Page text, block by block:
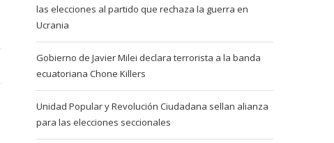
las elecciones al partido que rechaza la guerra en
Ucrania
Gobierno de Javier Milei declara terrorista a la banda
ecuatoriana Chone Killers
Unidad Popular y Revolución Ciudadana sellan alianza
para las elecciones seccionales